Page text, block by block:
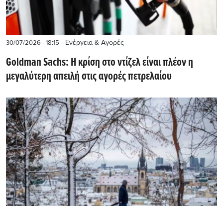
30/07/2026 - 18:15 - Ενέργεια & Αγορές
Goldman Sachs: Η κρίση στο ντίζελ είναι πλέον η
μεγαλύτερη απειλή στις αγορές πετρελαίου